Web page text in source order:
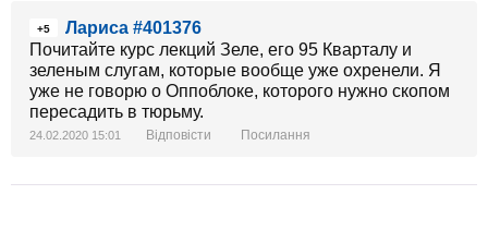
+5
Лариса #401376
Почитайте курс лекций Зеле, его 95 Кварталу и
зеленым слугам, которые вообще уже охренели. Я
уже не говорю о Оппоблоке, которого нужно скопом
пересадить в тюрьму.
24.02.2020 15:01 Відповісти Посилання